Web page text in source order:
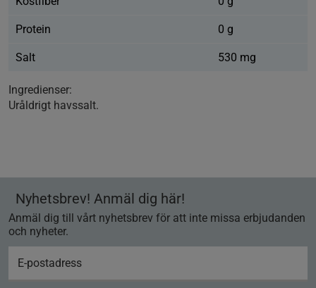
Protein 0 g
Salt 530 mg
Ingredienser:
Uråldrigt havssalt.
Nyhetsbrev! Anmäl dig här!
Anmäl dig till vårt nyhetsbrev för att inte missa erbjudanden
och nyheter.